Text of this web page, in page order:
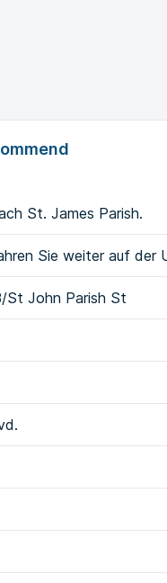
St. James Parish.
Sie weiter auf der
St John Parish St